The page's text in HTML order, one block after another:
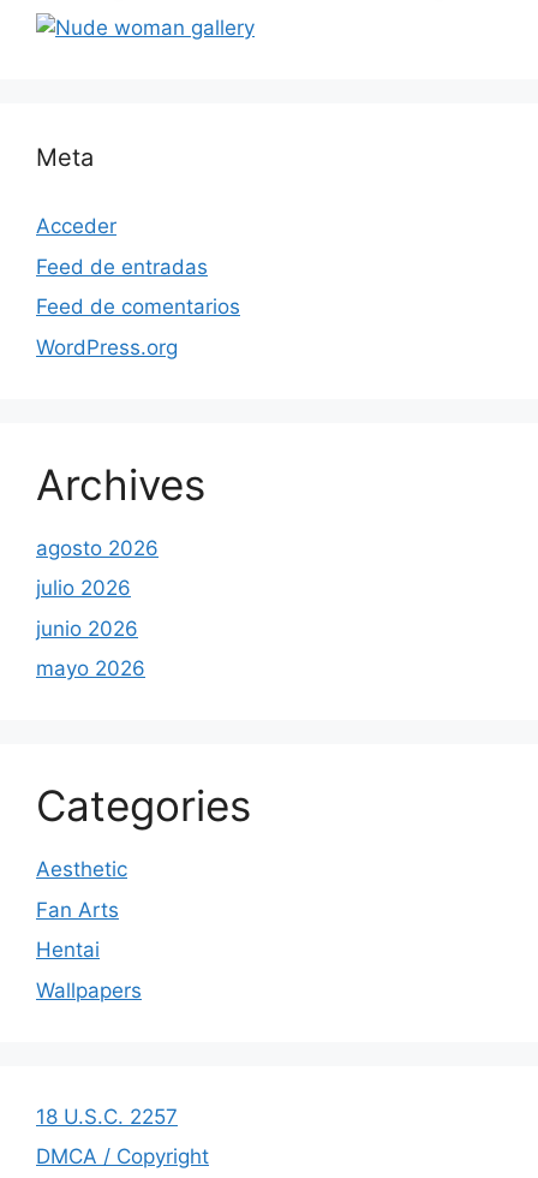
Meta
Acceder
Feed de entradas
Feed de comentarios
WordPress.org
Archives
agosto 2026
julio 2026
junio 2026
mayo 2026
Categories
Aesthetic
Fan Arts
Hentai
Wallpapers
18 U.S.C. 2257
DMCA / Copyright